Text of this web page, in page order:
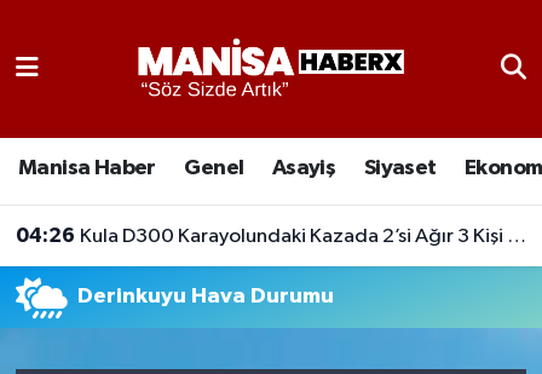
Manisa Haber Genel Asayiş Siyaset
04:26 Kula D300 Karayolundaki Kazada 2’si Ağır 3 Kişi Yaralandı
Derinkuyu Hava Durumu
Manisa Nöbetçi Eczaneler